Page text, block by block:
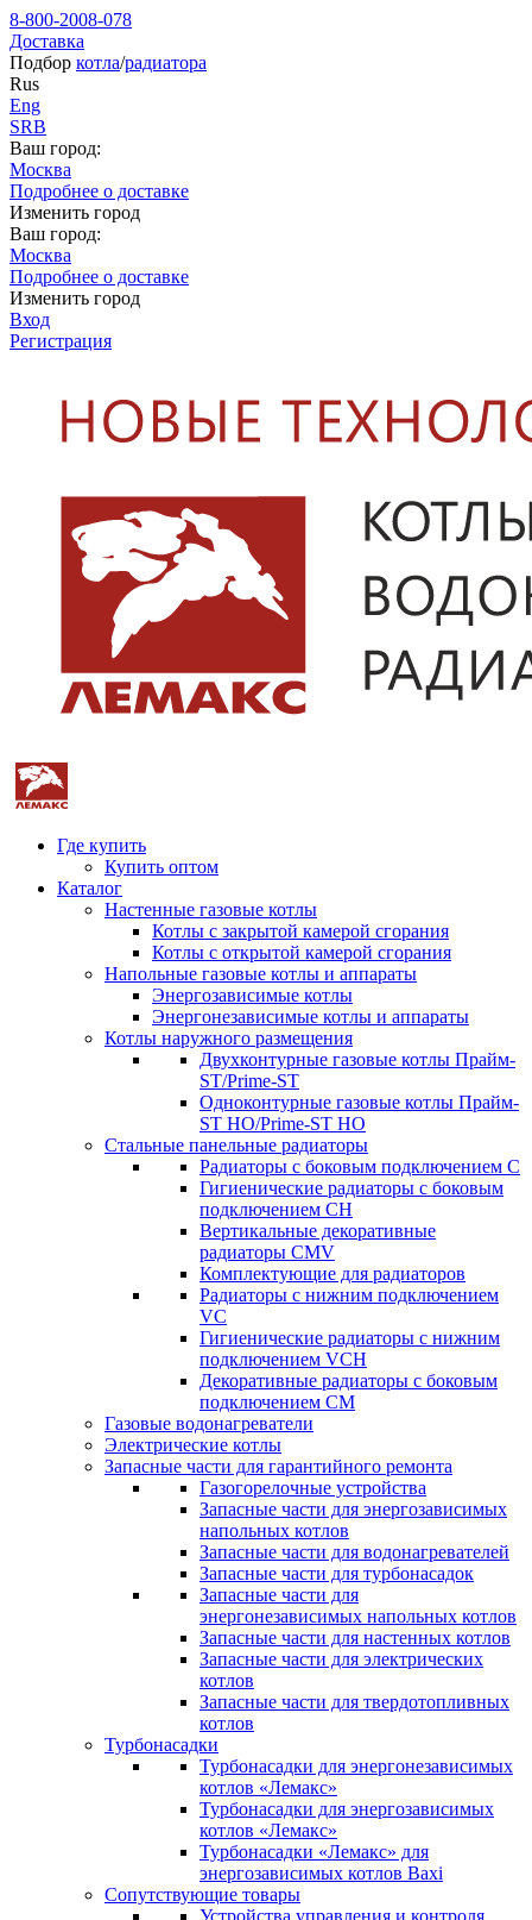
8-800-2008-078
Доставка
Подбор котла/радиатора
Rus
Eng
SRB
Ваш город:
Москва
Подробнее о доставке
Изменить город
Ваш город:
Москва
Подробнее о доставке
Изменить город
Вход
Регистрация
Где купить
Купить оптом
Каталог
Настенные газовые котлы
Котлы с закрытой камерой сгорания
Котлы с открытой камерой сгорания
Напольные газовые котлы и аппараты
Энергозависимые котлы
Энергонезависимые котлы и аппараты
Котлы наружного размещения
Двухконтурные газовые котлы Прайм-
ST/Prime-ST
Одноконтурные газовые котлы Прайм-
ST HO/Prime-ST HO
Стальные панельные радиаторы
Радиаторы c боковым подключением C
Гигиенические радиаторы c боковым
подключением CH
Вертикальные декоративные
радиаторы CMV
Комплектующие для радиаторов
Радиаторы c нижним подключением
VC
Гигиенические радиаторы c нижним
подключением VCH
Декоративные радиаторы с боковым
подключением CM
Газовые водонагреватели
Электрические котлы
Запасные части для гарантийного ремонта
Газогорелочные устройства
Запасные части для энергозависимых
напольных котлов
Запасные части для водонагревателей
Запасные части для турбонасадок
Запасные части для
энергонезависимых напольных котлов
Запасные части для настенных котлов
Запасные части для электрических
котлов
Запасные части для твердотопливных
котлов
Турбонасадки
Турбонасадки для энергонезависимых
котлов «Лемакс»
Турбонасадки для энергозависимых
котлов «Лемакс»
Турбонасадки «Лемакс» для
энергозависимых котлов Baxi
Сопутствующие товары